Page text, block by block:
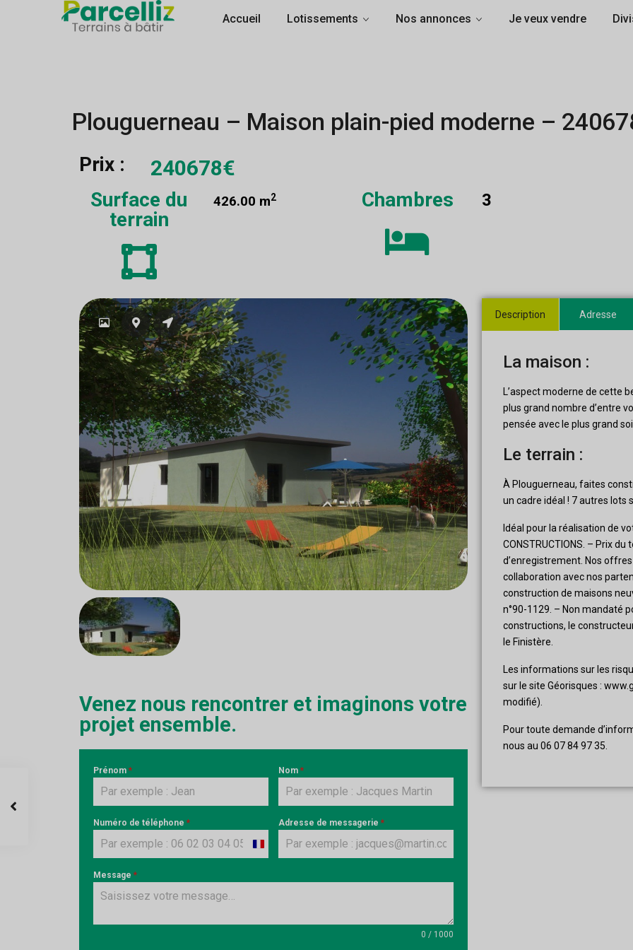
Accueil Lotissements Nos annonces Je veux vendre
Plouguerneau – Maison plain-pied moderne –
Prix : 240678€
Surface du
terrain
426.00 m2 Chambres 3
Venez nous rencontrer et imaginons votre
projet ensemble.
Prénom * Nom *
Numéro de téléphone *
France
Adresse de messagerie *
Message *
0 / 1000
Description Adresse
La maison :
L’aspect moderne de cette
plus grand nombre d’entre
pensée avec le plus grand
Le terrain :
À Plouguerneau, faites
un cadre idéal ! 7 autres lots
Idéal pour la réalisation de
CONSTRUCTIONS. – Prix
d’enregistrement. Nos
collaboration avec nos
construction de maisons
n°90-1129. – Non mandaté
constructions, le
le Finistère.
Les informations sur les
sur le site Géorisques :
modifié).
Pour toute demande
nous au 06 07 84 97 35.